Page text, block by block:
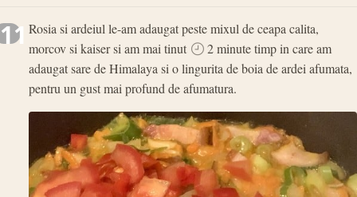
11 Rosia si ardeiul le-am adaugat peste mixul de ceapa calita,
morcov si kaiser si am mai tinut
2 minute timp in care am
adaugat sare de Himalaya si o lingurita de boia de ardei afumata,
pentru un gust mai profund de afumatura.